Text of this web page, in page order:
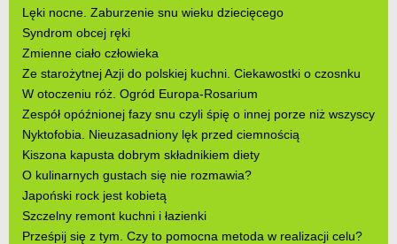
Lęki nocne. Zaburzenie snu wieku dziecięcego
Syndrom obcej ręki
Zmienne ciało człowieka
Ze starożytnej Azji do polskiej kuchni. Ciekawostki o czosnku
W otoczeniu róż. Ogród Europa-Rosarium
Zespół opóźnionej fazy snu czyli śpię o innej porze niż wszyscy
Nyktofobia. Nieuzasadniony lęk przed ciemnością
Kiszona kapusta dobrym składnikiem diety
O kulinarnych gustach się nie rozmawia?
Japoński rock jest kobietą
Szczelny remont kuchni i łazienki
Prześpij się z tym. Czy to pomocna metoda w realizacji celu?